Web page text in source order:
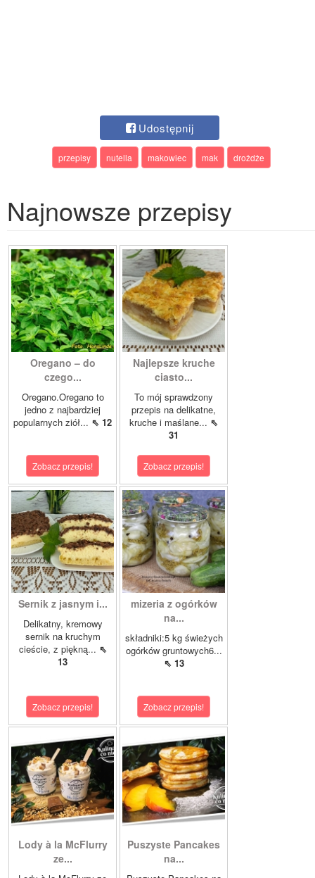
Udostępnij
przepisy nutella makowiec mak drożdże
Najnowsze przepisy
Oregano – do
czego...
Oregano.Oregano to
jedno z najbardziej
popularnych ziół... ⇖ 12
Zobacz przepis!
Najlepsze kruche
ciasto...
To mój sprawdzony
przepis na delikatne,
kruche i maślane... ⇖
31
Zobacz przepis!
Sernik z jasnym i...
Delikatny, kremowy
sernik na kruchym
cieście, z piękną... ⇖
13
Zobacz przepis!
mizeria z ogórków
na...
składniki:5 kg świeżych
ogórków gruntowych6...
⇖ 13
Zobacz przepis!
Lody à la McFlurry
ze...
Puszyste Pancakes
na...